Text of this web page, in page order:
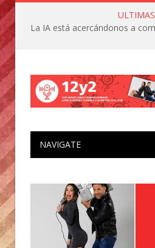
ULTIMAS
NAVIGATE